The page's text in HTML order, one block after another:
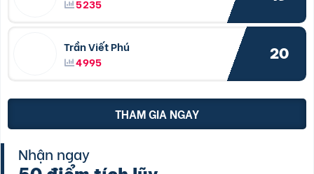
5235
Trần Viết Phú
4995
20
THAM GIA NGAY
Nhận ngay